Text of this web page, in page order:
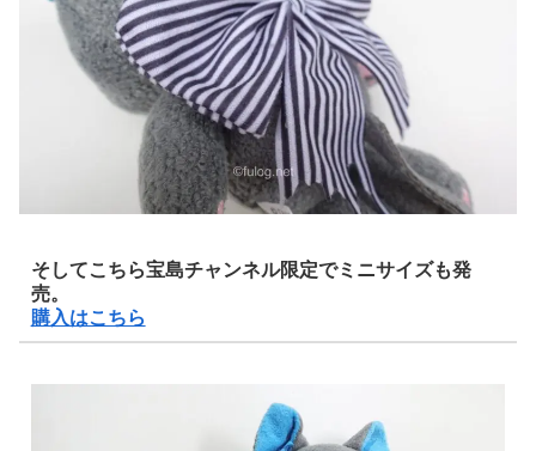
そしてこちら宝島チャンネル限定でミニサイズも発
売。
購入はこちら